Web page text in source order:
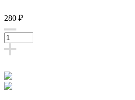
280 ₽